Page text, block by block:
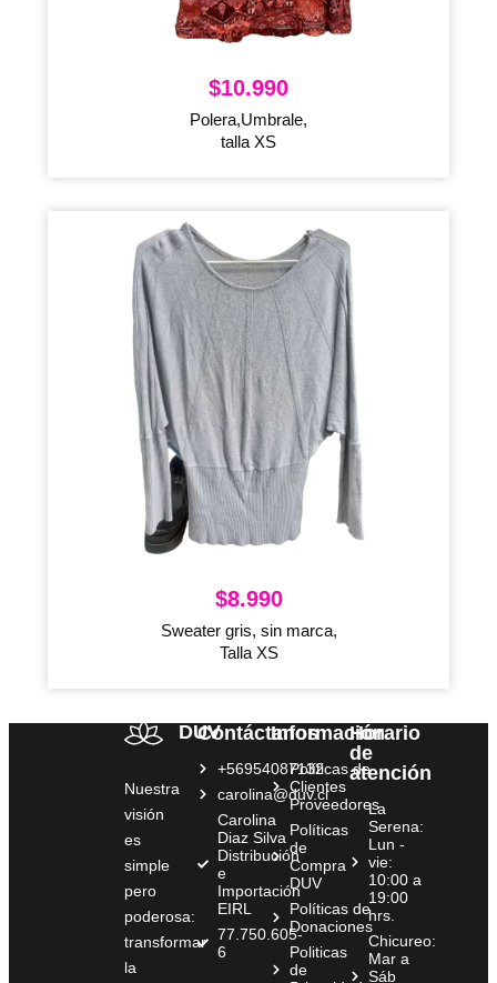
$10.990
Polera,Umbrale,
talla XS
$8.990
Sweater gris, sin marca,
Talla XS
DUV
Nuestra
visión
es
simple
pero
poderosa:
transformar
la
Contáctanos
+56954087132
carolina@duv.cl
Carolina
Diaz Silva
Distribución
e
Importación
EIRL
77.750.605-
6
Información
Políticas de
Clientes
Proveedores
Políticas
de
Compra
DUV
Políticas de
Donaciones
Politicas
de
Horario
de
atención
La
Serena:
Lun -
vie:
10:00 a
19:00
hrs.
Chicureo:
Mar a
Sáb